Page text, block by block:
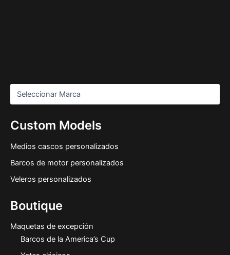
Custom Models
Medios cascos personalizados
Barcos de motor personalizados
Veleros personalizados
Boutique
Maquetas de excepción
Barcos de la America’s Cup